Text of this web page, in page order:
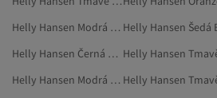
Helly Hansen Modrá Vycházková Obuv
Helly Hansen Černá Parky
Helly Hansen Modrá Mikiny